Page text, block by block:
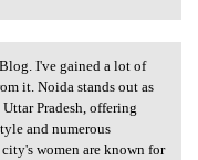
Blog
I've gained a lot of
it. Noida stands out as
Pradesh, offering
and numerous
women are known for